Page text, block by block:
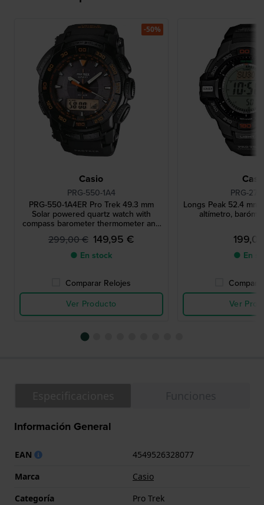
Casio
PRG-550-1A4
PRG-550-1A4ER Pro Trek 49.3 mm
Solar powered quartz watch with
compass barometer thermometer and
altimeter
299,00 € 149,95 €
● En stock
Comparar Relojes
Ver Producto
-50%
PRG-
Longs Peak 52.4
altímetro,
● En
Ver
Información General
EAN
4549526328077
Marca
Casio
Categoría
Pro Trek